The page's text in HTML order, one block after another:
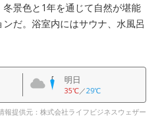
景色と1年を通じて自然が堪能
だ。浴室内にはサウナ、水風呂
明日
35℃／29℃
報提供元：株式会社ライフビジネスウェザー